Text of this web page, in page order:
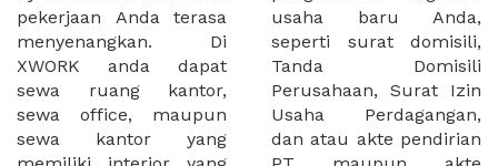
pekerjaan Anda terasa
menyenangkan. Di
XWORK anda dapat
sewa ruang kantor,
sewa office, maupun
sewa kantor yang
usaha baru Anda,
seperti surat domisili,
Tanda Domisili
Perusahaan, Surat Izin
Usaha Perdagangan,
dan atau akte pendirian